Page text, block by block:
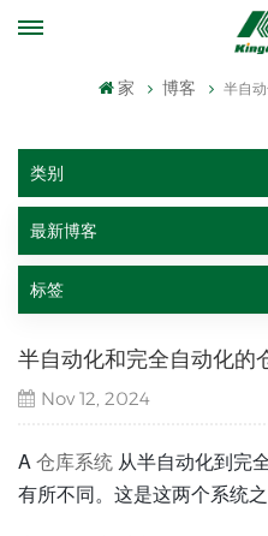
家 博客 半自
类别
最新博客
标签
半自动化和完全自动化的
Nov 12, 2024
A仓库系统 从半自动化到完
有所不同。这是这两个系统